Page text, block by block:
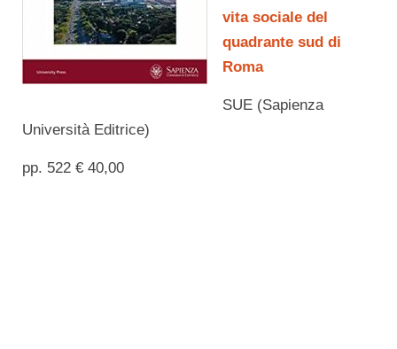
vita sociale del
quadrante sud di
Roma
SUE (Sapienza
Università Editrice)
pp. 522 € 40,00